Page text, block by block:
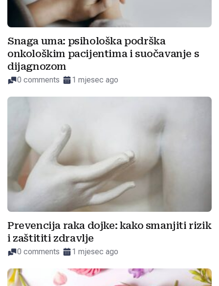
Snaga uma: psihološka podrška
onkološkim pacijentima i suočavanje s
dijagnozom
0 comments 1 mjesec ago
Prevencija raka dojke: kako smanjiti rizik
i zaštititi zdravlje
0 comments 1 mjesec ago